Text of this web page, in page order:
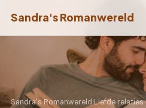
Sandra's Romanwereld
Sandra's Romanwereld›Liefde relaties